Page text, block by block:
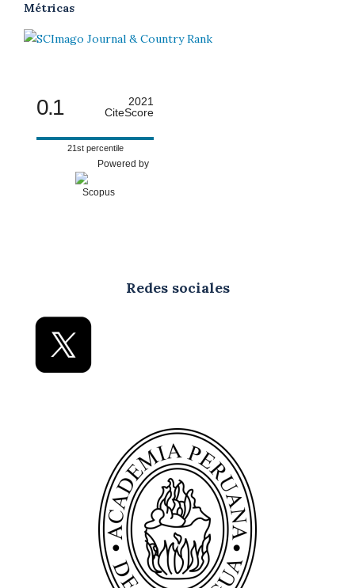
Métricas
0.1
2021
CiteScore
21st percentile
Powered by
Redes sociales